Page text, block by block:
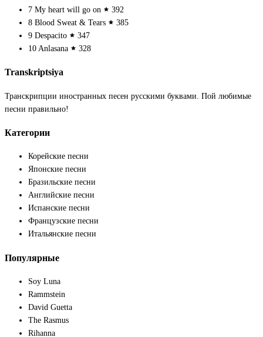
7 My heart will go on
392
8 Blood Sweat & Tears
385
9 Despacito
347
10 Anlasana 328
Transkriptsiya
Транскрипции иностранных песен русскими буквами. Пой любимые
песни правильно!
Категории
Корейские песни
Японские песни
Бразильские песни
Английские песни
Испанские песни
Французские песни
Итальянские песни
Популярные
Soy Luna
Rammstein
David Guetta
The Rasmus
Rihanna